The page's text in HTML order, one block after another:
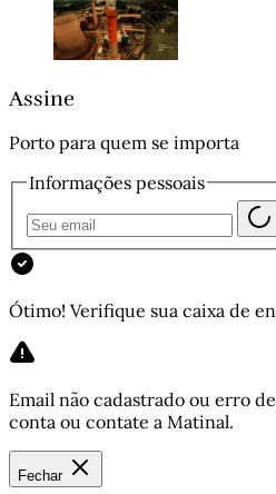
Assine
Porto para quem se importa
Informações pessoais
Ótimo! Verifique sua caixa de
Email não cadastrado ou erro
conta ou contate a Matinal.
Fechar